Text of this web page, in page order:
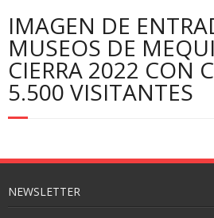
IMAGEN DE
MUSEOS DE
CIERRA 2022 CON
5.500 VISITANTES
NEWSLETTER